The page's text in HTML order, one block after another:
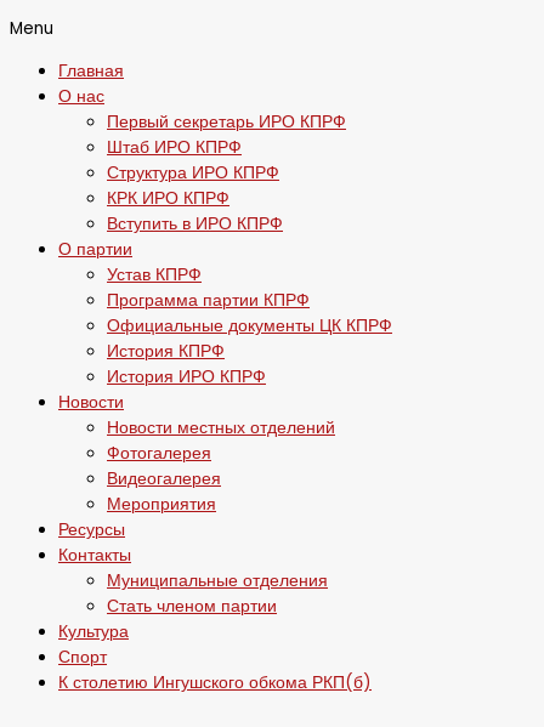
Menu
Главная
О нас
Первый секретарь ИРО КПРФ
Штаб ИРО КПРФ
Структура ИРО КПРФ
КРК ИРО КПРФ
Вступить в ИРО КПРФ
О партии
Устав КПРФ
Программа партии КПРФ
Официальные документы ЦК КПРФ
История КПРФ
История ИРО КПРФ
Новости
Новости местных отделений
Фотогалерея
Видеогалерея
Мероприятия
Ресурсы
Контакты
Муниципальные отделения
Стать членом партии
Культура
Спорт
К столетию Ингушского обкома РКП(б)